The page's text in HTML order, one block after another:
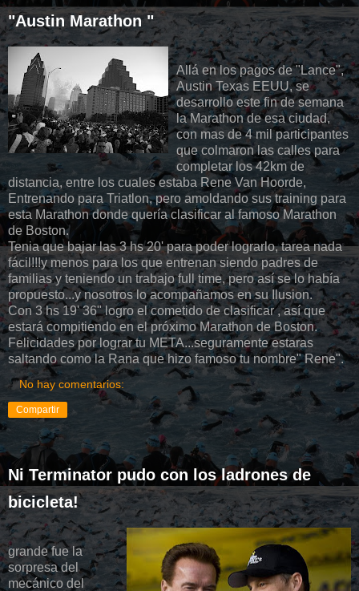
"Austin Marathon "
Allá en los pagos de "Lance",
Austin Texas EEUU, se
desarrollo este fin de semana
la Marathon de esa ciudad,
con mas de 4 mil participantes
que colmaron las calles para
completar los 42km de
distancia, entre los cuales estaba Rene Van Hoorde,
Entrenando para Triatlon, pero amoldando sus training para
esta Marathon donde quería clasificar al famoso Marathon
de Boston.
Tenia que bajar las 3 hs 20' para poder lograrlo, tarea nada
fácil!!!y menos para los que entrenan siendo padres de
familias y teniendo un trabajo full time, pero así se lo había
propuesto...y nosotros lo acompañamos en su Ilusion.
Con 3 hs 19' 36" logro el cometido de clasificar , así que
estará compitiendo en el próximo Marathon de Boston.
Felicidades por lograr tu META...seguramente estaras
saltando como la Rana que hizo famoso tu nombre" Rene".
No hay comentarios:
Compartir
Ni Terminator pudo con los ladrones de
bicicleta!
grande fue la
sorpresa del
mecánico del